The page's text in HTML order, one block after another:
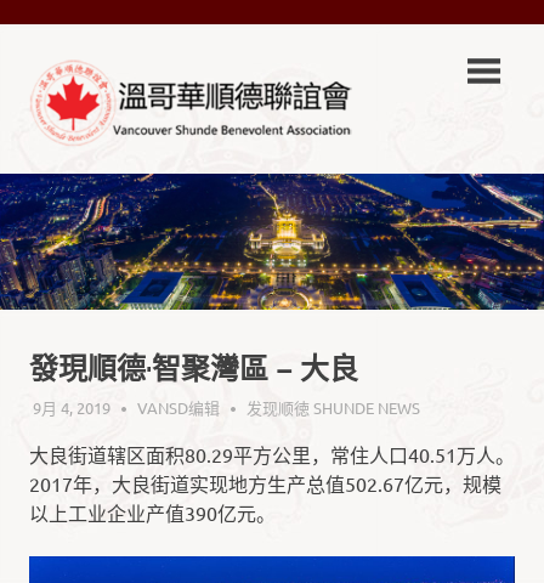
content
哥
華
順
聯
誼
溫
哥
華
順
德
聯
會
Site
發現順德·智聚灣區 – 大良
9月 4, 2019 VANSD编辑 发现顺徳 SHUNDE NEWS
大良街道辖区面积80.29平方公里，常住人口40.51万人。
2017年，大良街道实现地方生产总值502.67亿元，规模
以上工业企业产值390亿元。